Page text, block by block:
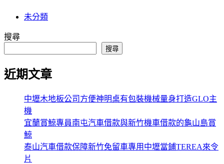
未分類
搜尋
搜尋
近期文章
中壢木地板公司方便神明桌有包裝機械量身打造GLO主
機
宜蘭賞鯨專員南屯汽車借款與新竹機車借款的龜山島賞
鯨
泰山汽車借款保障新竹免留車專用中壢當鋪TEREA來令
片